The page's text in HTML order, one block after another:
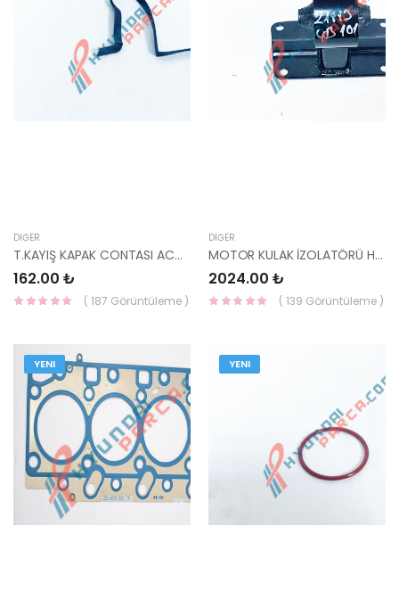
DIĞER
T.KAYIŞ KAPAK CONTASI ACCENT DSL 21365-27001-HMC
162.00 ₺
( 187 Görüntüleme )
DIĞER
MOTOR KULAK İZOLATÖRÜ H100 KAMYONET 21813-4B101-YS
2024.00 ₺
( 139 Görüntüleme )
YENI YENI